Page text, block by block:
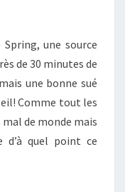
une source
de 30 minutes de
une bonne sué
Comme tout les
de monde mais
d’à quel point ce